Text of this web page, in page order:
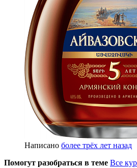
Написано более трёх лет назад
Помогут разобраться в теме Все